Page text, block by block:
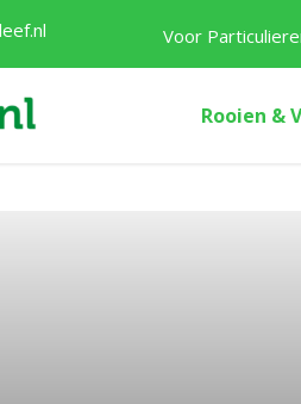
Voor
Rooien &